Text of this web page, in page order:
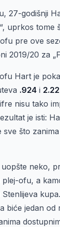
27-godišnji
uprkos tome
pre ove
2019/20 za
Hart je
.924 i 2.22
nisu tako
je isti:
što
neko,
ofu, a
biće jedan od